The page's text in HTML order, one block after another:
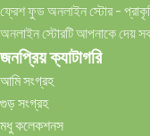
ফ্রেশ ফুড অনলাইন স্টোর -
অনলাইন স্টোরটি আপনাকে দেয়
জনপ্রিয় ক্যাটাগরি
আমি সংগ্রহ
গুড় সংগ্রহ
মধু কলেকশনস